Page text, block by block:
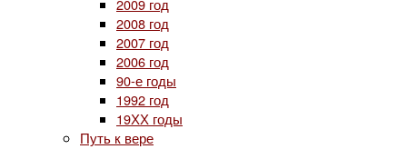
2009 год
2008 год
2007 год
2006 год
90-е годы
1992 год
19ХХ годы
Путь к вере